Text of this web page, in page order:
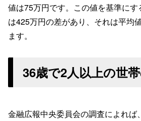
値は75万円です。この値を基準に
は425万円の差があり、それは平均
ます。
36歳で2人以上の世
金融広報中央委員会の調査によれば